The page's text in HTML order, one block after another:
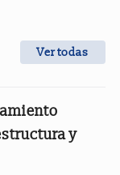
Ver todas
y